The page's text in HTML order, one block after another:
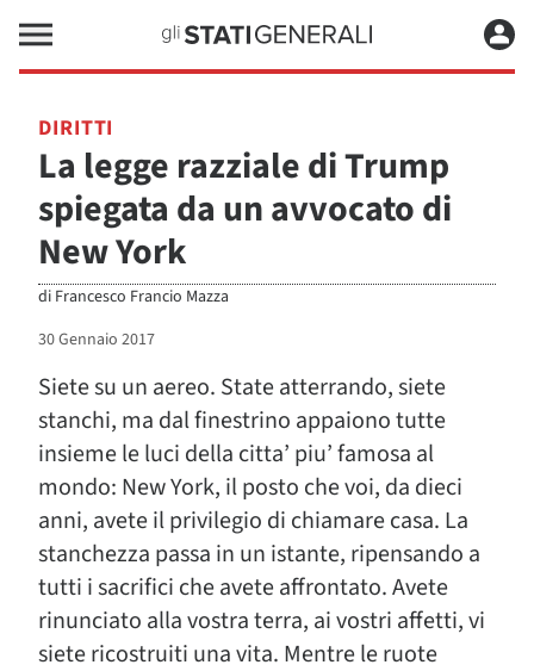
DIRITTI
La legge razziale di Trump
spiegata da un avvocato di
New York
di Francesco Francio Mazza
30 Gennaio 2017
Siete su un aereo. State atterrando, siete
stanchi, ma dal finestrino appaiono tutte
insieme le luci della citta’ piu’ famosa al
mondo: New York, il posto che voi, da dieci
anni, avete il privilegio di chiamare casa. La
stanchezza passa in un istante, ripensando a
tutti i sacrifici che avete affrontato. Avete
rinunciato alla vostra terra, ai vostri affetti, vi
siete ricostruiti una vita. Mentre le ruote